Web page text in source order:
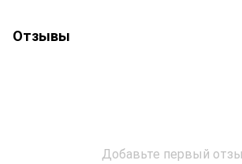
Отзывы
Добавьте первый